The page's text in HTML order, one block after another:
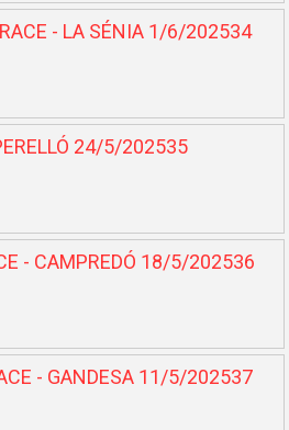
- LA SÉNIA 1/6/202534
24/5/202535
- CAMPREDÓ 18/5/202536
- GANDESA 11/5/202537